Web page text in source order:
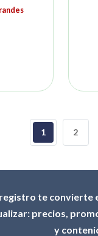
1 2
te convierte
precios,
y